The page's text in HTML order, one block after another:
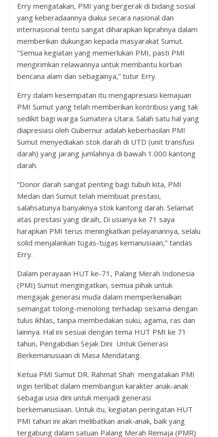
Erry mengatakan, PMI yang bergerak di bidang sosial
yang keberadaannya diakui secara nasional dan
internasional tentu sangat diharapkan kiprahnya dalam
memberikan dukungan kepada masyarakat Sumut.
‘’Semua kegiatan yang memerlukan PMI, pasti PMI
mengirimkan relawannya untuk membantu korban
bencana alam dan sebagainya,” tutur Erry.
Erry dalam kesempatan itu mengapresiasi kemajuan
PMI Sumut yang telah memberikan kontribusi yang tak
sedikit bagi warga Sumatera Utara. Salah satu hal yang
diapresiasi oleh Gubernur adalah keberhasilan PMI
Sumut menyediakan stok darah di UTD (unit transfusi
darah) yang jarang jumlahnya di bawah 1.000 kantong
darah.
“Donor darah sangat penting bagi tubuh kita, PMI
Medan dan Sumut telah membuat prestasi,
salahsatunya banyaknya stok kantong darah. Selamat
atas prestasi yang diraih, Di usianya ke 71 saya
harapkan PMI terus meningkatkan pelayanannya, selalu
solid menjalankan tugas-tugas kemanusiaan,” tandas
Erry.
Dalam perayaan HUT ke-71, Palang Merah Indonesia
(PMI) Sumut mengingatkan, semua pihak untuk
mengajak generasi muda dalam memperkenalkan
semangat tolong-menolong terhadap sesama dengan
tulus ikhlas, tanpa membedakan suku, agama, ras dan
lainnya. Hal ini sesuai dengan tema HUT PMI ke 71
tahun, Pengabdian Sejak Dini Untuk Generasi
Berkemanusiaan di Masa Mendatang.
Ketua PMI Sumut DR. Rahmat Shah mengatakan PMI
ingin terlibat dalam membangun karakter anak-anak
sebagai usia dini untuk menjadi generasi
berkemanusiaan. Untuk itu, kegiatan peringatan HUT
PMI tahun ini akan melibatkan anak-anak, baik yang
tergabung dalam satuan Palang Merah Remaja (PMR)